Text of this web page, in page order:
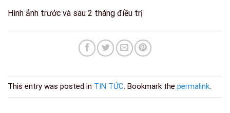
Hình ảnh trước và sau 2 tháng điều trị
This entry was posted in TIN TỨC. Bookmark the permalink.